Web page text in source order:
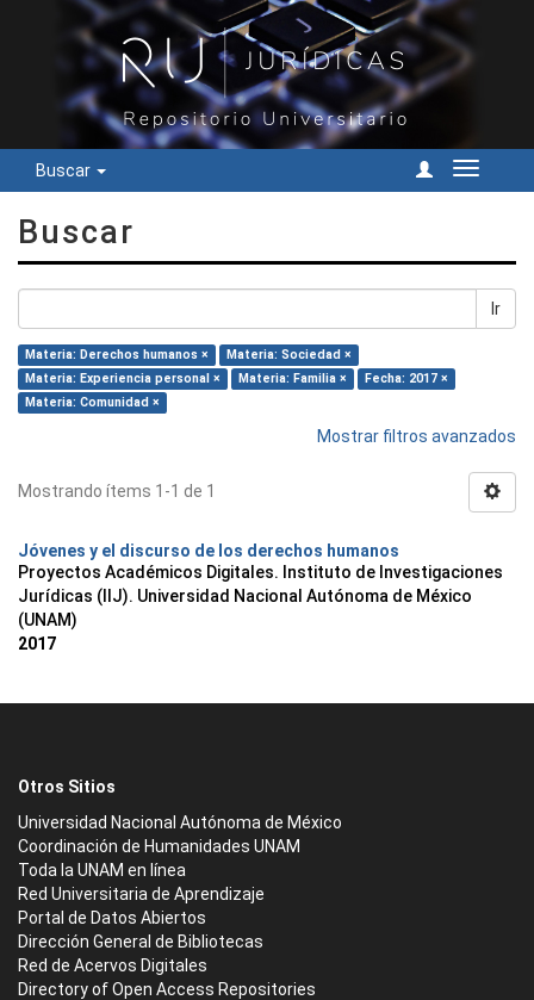
Buscar
Cambiar
Buscar
Ir
Materia: Derechos humanos ×
Materia: Sociedad ×
Materia: Experiencia personal ×
Materia: Familia ×
Fecha: 2017 ×
Materia: Comunidad ×
Mostrar filtros avanzados
Mostrando ítems 1-1 de 1
Jóvenes y el discurso de los derechos humanos
Proyectos Académicos Digitales. Instituto de Investigaciones
Jurídicas (IIJ). Universidad Nacional Autónoma de México
(UNAM)
2017
Otros Sitios
Universidad Nacional Autónoma de México
Coordinación de Humanidades UNAM
Toda la UNAM en línea
Red Universitaria de Aprendizaje
Portal de Datos Abiertos
Dirección General de Bibliotecas
Red de Acervos Digitales
Directory of Open Access Repositories